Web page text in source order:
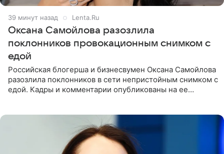
39 минут назад Lenta.Ru
Оксана Самойлова разозлила
поклонников провокационным снимком с
едой
Российская блогерша и бизнесвумен Оксана Самойлова
разозлила поклонников в сети непристойным снимком с
едой. Кадры и комментарии опубликованы на ее